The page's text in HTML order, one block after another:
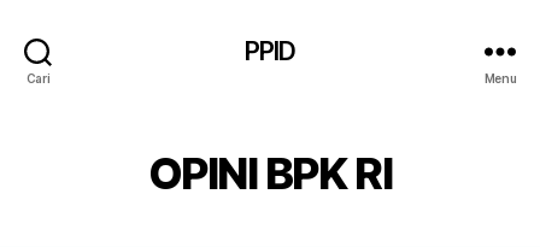
Cari
PPID
Menu
OPINI BPK RI